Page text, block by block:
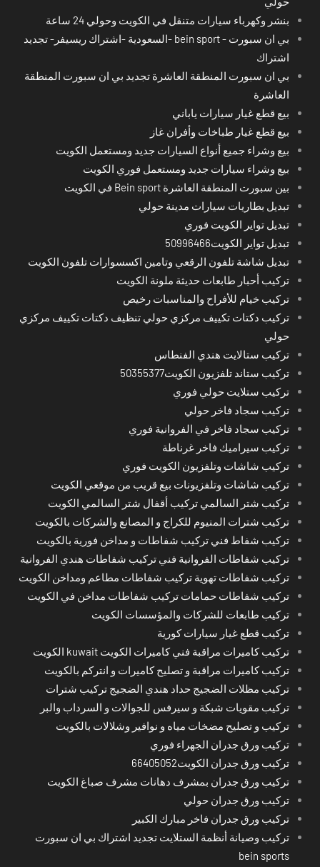
بنشر وكهرباء سيارات متنقل في الكويت وحولي 24 ساعة
بي ان سبورت - bein sport -السعودية -اشتراك ريسيفر- تجديد
اشتراك
بي ان سبورت المنطقة العاشرة تجديد بي ان سبورت المنطقة
العاشرة
بيع قطع غيار سيارات ياباني
بيع قطع غيار طباخات وأفران غاز
بيع وشراء جميع أنواع السيارات جديد ومستعمل الكويت
بيع وشراء سيارات جديد ومستعمل فوري الكويت
بين سبورت المنطقة العاشرة Bein sport في الكويت
تبديل بطاريات سيارات مدينة حولي
تبديل تواير الكويت فوري
تبديل تواير الكويت50996466
تبديل شاشة تلفون الرقعي وتامين اكسسوارات تلفون الكويت
تركيب أحبار طابعات حديثة ملونة الكويت
تركيب خيام للأفراح والمناسبات رخيص
تركيب دكتات تكييف مركزي حولي تنظيف دكتات تكييف مركزي
حولي
تركيب ستالايت هندي الفنطاس
تركيب ستاند تلفزيون الكويت50355377
تركيب ستلايت حولي فوري
تركيب سجاد فاخر حولي
تركيب سجاد فاخر في الفروانية فوري
تركيب سيراميك فاخر غرناطة
تركيب شاشات وتلفزيون الكويت فوري
تركيب شاشات وتلفزيونات بيع قريب من موقعي الكويت
تركيب شتر السالمي تركيب أقفال شتر السالمي الكويت
تركيب شترات المنيوم للكراج و المصانع والشركات بالكويت
تركيب شفاط فني تركيب شفاطات و مداخن فورية بالكويت
تركيب شفاطات الفروانية فني تركيب شفاطات هندي الفروانية
تركيب شفاطات تهوية تركيب شفاطات مطاعم ومداخن الكويت
تركيب شفاطات حمامات تركيب شفاطات مداخن في الكويت
تركيب طابعات للشركات والمؤسسات الكويت
تركيب قطع غيار سيارات كورية
تركيب كاميرات مراقبة فني كاميرات الكويت kuwait الكويت
تركيب كاميرات مراقبة و تصليح كاميرات و انتركم بالكويت
تركيب مظلات الضجيج حداد هندي الضجيج تركيب شترات
تركيب مقويات شبكة و سيرفس للجوالات و السرداب والبر
تركيب و تصليح مضخات مياه و نوافير وشلالات بالكويت
تركيب ورق جدران الجهراء فوري
تركيب ورق جدران الكويت66405052
تركيب ورق جدران بمشرف دهانات مشرف صباغ الكويت
تركيب ورق جدران حولي
تركيب ورق جدران فاخر مبارك الكبير
تركيب وصيانة أنظمة الستلايت تجديد اشتراك بي ان سبورت
bein sports